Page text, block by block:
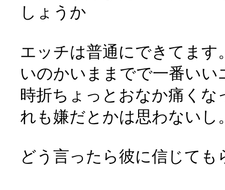
しょうか
エッチは普通にできてま
いのかいままでで一番い
時折ちょっとおなか痛く
れも嫌だとかは思わないし
どう言ったら彼に信じて